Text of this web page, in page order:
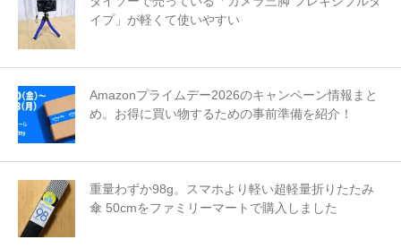
イプ」が軽くて使いやすい
Amazonプライムデー2026のキャンペーン情報まと
め。お得に買い物するための事前準備を紹介！
重量わずか98g。スマホより軽い超軽量折りたたみ
傘 50cmをファミリーマートで購入しました